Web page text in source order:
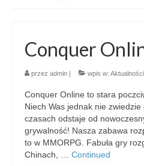
Conquer
przez admin | wpis w: Aktualności
Conquer Online to stara
Niech Was jednak nie
czasach odstaje od
grywalność! Nasza zabawa
to w MMORPG. Fabuła gry
Chinach, … Continued